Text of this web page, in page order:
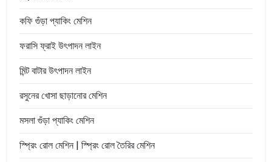
কফি গুঁড়া প্যাকিং মেশিন
ফরাসি ফ্রাই উৎপাদন লাইন
মিন্ট বাটার উৎপাদন লাইন
রসুনের খোসা ছাড়ানোর মেশিন
মসলা গুঁড়া প্যাকিং মেশিন
স্প্রিং রোল মেশিন | স্প্রিং রোল তৈরির মেশিন